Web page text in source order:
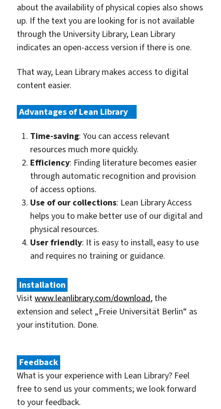
about the availability of physical copies also shows
up. If the text you are looking for is not available
through the University Library, Lean Library
indicates an open-access version if there is one.
That way, Lean Library makes access to digital
content easier.
Advantages of Lean Library
Time-saving: You can access relevant
resources much more quickly.
Efficiency: Finding literature becomes easier
through automatic recognition and provision
of access options.
Use of our collections: Lean Library Access
helps you to make better use of our digital and
physical resources.
User friendly: It is easy to install, easy to use
and requires no training or guidance.
Installation
Visitwww.leanlibrary.com/download, the
extension and select „Freie Universität Berlin“ as
your institution. Done.
Feedback
What is your experience with Lean Library? Feel
free to send us your comments; we look forward
to your feedback.